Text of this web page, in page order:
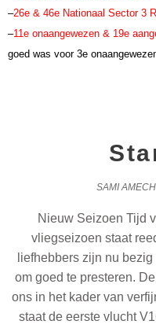
–26e & 46e Nationaal Sector 3
–11e onaangewezen & 19e
goed was voor 3e
SAMI
Nieuw Seizoen Tijd
vliegseizoen staat
liefhebbers zijn nu
om goed te presteren.
ons in het kader van
staat de eerste vlucht